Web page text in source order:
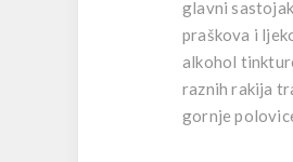
glavni
praškova i
alkohol
raznih rakija
gornje